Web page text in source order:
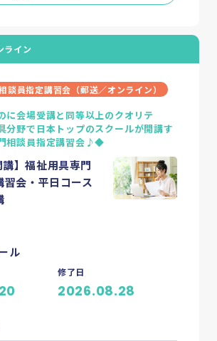
ライン
談員指定講習会（郵送／オンライン）
会場受講と同等以上のクオリテ
野で日本トップのスクールが開講す
相談員指定講習会♪◆
講】福祉用具専門
習会・平日コース
ル
修了日
2026.08.28